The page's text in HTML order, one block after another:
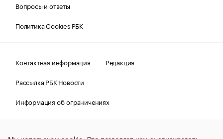
Вопросы и ответы
Политика Cookies РБК
Контактная информация
Редакция
Рассылка РБК Новости
Информация об ограничениях
Правовая информация
О соблюдении авторских прав